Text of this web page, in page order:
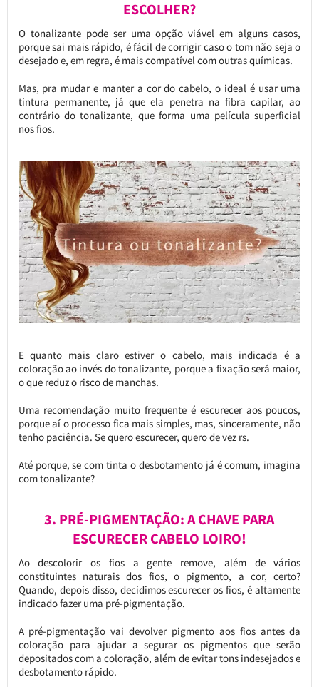
ESCOLHER?
O tonalizante pode ser uma opção viável em alguns casos,
porque sai mais rápido, é fácil de corrigir caso o tom não seja o
desejado e, em regra, é mais compatível com outras químicas.
Mas, pra mudar e manter a cor do cabelo, o ideal é usar uma
tintura permanente, já que ela penetra na fibra capilar, ao
contrário do tonalizante, que forma uma película superficial
nos fios.
E quanto mais claro estiver o cabelo, mais indicada é a
coloração ao invés do tonalizante, porque a fixação será maior,
o que reduz o risco de manchas.
Uma recomendação muito frequente é escurecer aos poucos,
porque aí o processo fica mais simples, mas, sinceramente, não
tenho paciência. Se quero escurecer, quero de vez rs.
Até porque, se com tinta o desbotamento já é comum, imagina
com tonalizante?
3. PRÉ-PIGMENTAÇÃO: A CHAVE PARA
ESCURECER CABELO LOIRO!
Ao descolorir os fios a gente remove, além de vários
constituintes naturais dos fios, o pigmento, a cor, certo?
Quando, depois disso, decidimos escurecer os fios, é altamente
indicado fazer uma pré-pigmentação.
A pré-pigmentação vai devolver pigmento aos fios antes da
coloração para ajudar a segurar os pigmentos que serão
depositados com a coloração, além de evitar tons indesejados e
desbotamento rápido.